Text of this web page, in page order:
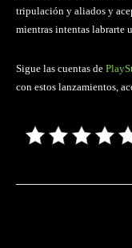
tripulación y aliados y
mientras intentas labrarte
Sigue las cuentas de
con estos lanzamientos,